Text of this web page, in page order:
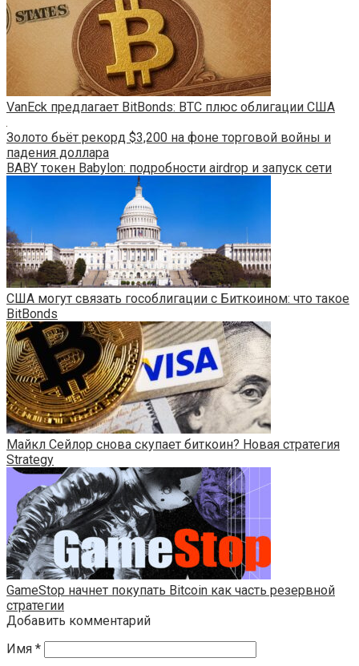
VanEck предлагает BitBonds: BTC плюс облигации США
Золото бьёт рекорд $3,200 на фоне торговой войны и
падения доллара
BABY токен Babylon: подробности airdrop и запуск сети
США могут связать гособлигации с Биткоином: что такое
BitBonds
Майкл Сейлор снова скупает биткоин? Новая стратегия
Strategy
GameStop начнет покупать Bitcoin как часть резервной
стратегии
Добавить комментарий
Имя *